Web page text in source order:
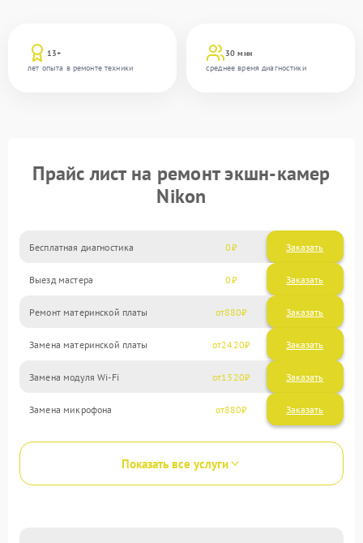
13+
лет опыта в ремонте техники
30 мин
среднее время диагностики
Прайс лист на ремонт экшн-камер
Nikon
Бесплатная диагностика 0 Заказать
Выезд мастера 0 Заказать
Ремонт материнской платы 880
Замена материнской платы 2420
Замена модуля Wi-Fi 1320
Замена микрофона 880
Показать все услуги